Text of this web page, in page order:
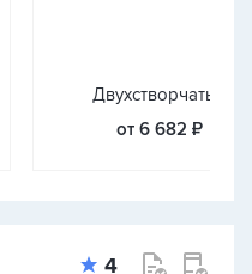
Двухстворчатые
от 6 682 ₽
4